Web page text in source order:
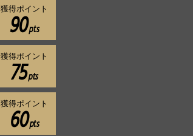
獲得ポイント
90pts
獲得ポイント
75pts
獲得ポイント
60pts